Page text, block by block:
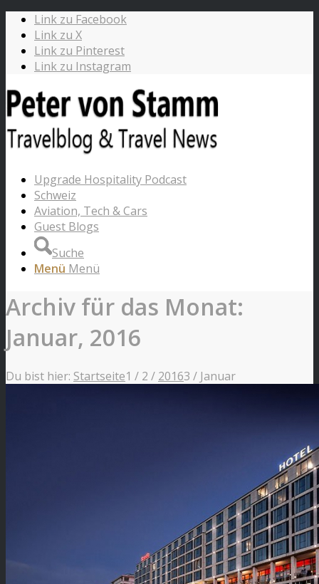
Link zu Facebook
Link zu X
Link zu Pinterest
Link zu Instagram
Upgrade Hospitality Podcast
Schweiz
Aviation, Tech & Cars
Guest Blogs
Suche
Menü Menü
Archiv für das Monat:
Januar, 2016
Du bist hier: Startseite1 / 2 / 20163 / Januar